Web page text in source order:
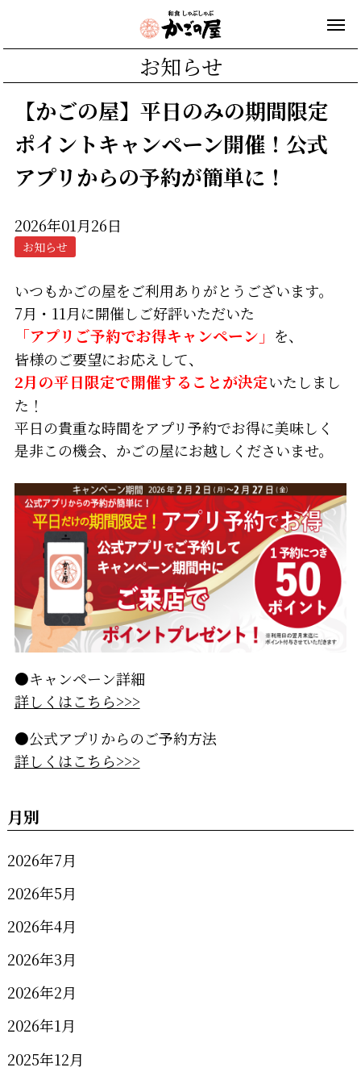
お知らせ
【かごの屋】平日のみの期間限定
ポイントキャンペーン開催！公式
アプリからの予約が簡単に！
2026年01月26日
お知らせ
いつもかごの屋をご利用ありがとうございます。
7月・11月に開催しご好評いただいた
「アプリご予約でお得キャンペーン」 を、
皆様のご要望にお応えして、
2月の平日限定で開催することが決定いたしまし
た！
平日の貴重な時間をアプリ予約でお得に美味しく
是非この機会、かごの屋にお越しくださいませ。
●キャンペーン詳細
詳しくはこちら>>>
●公式アプリからのご予約方法
詳しくはこちら>>>
月別
2026年7月
2026年5月
2026年4月
2026年3月
2026年2月
2026年1月
2025年12月